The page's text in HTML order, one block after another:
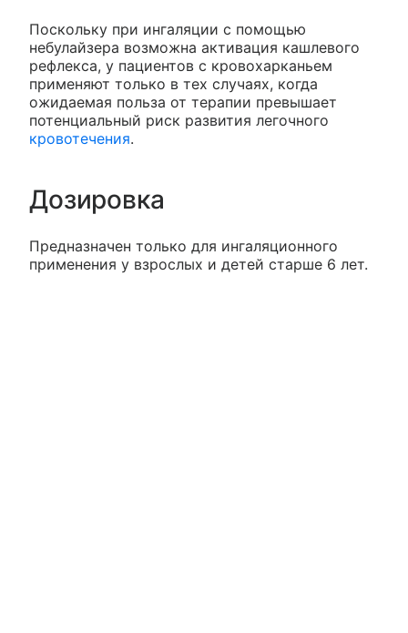
Поскольку при ингаляции с помощью
небулайзера возможна активация кашлевого
рефлекса, у пациентов с кровохарканьем
применяют только в тех случаях, когда
ожидаемая польза от терапии превышает
потенциальный риск развития легочного
кровотечения.
Дозировка
Предназначен только для ингаляционного
применения у взрослых и детей старше 6 лет.